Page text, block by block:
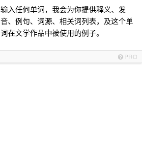
输入任何单词，我会为你提供释义、发
音、例句、词源、相关词列表，及这个单
词在文学作品中被使用的例子。
PRO